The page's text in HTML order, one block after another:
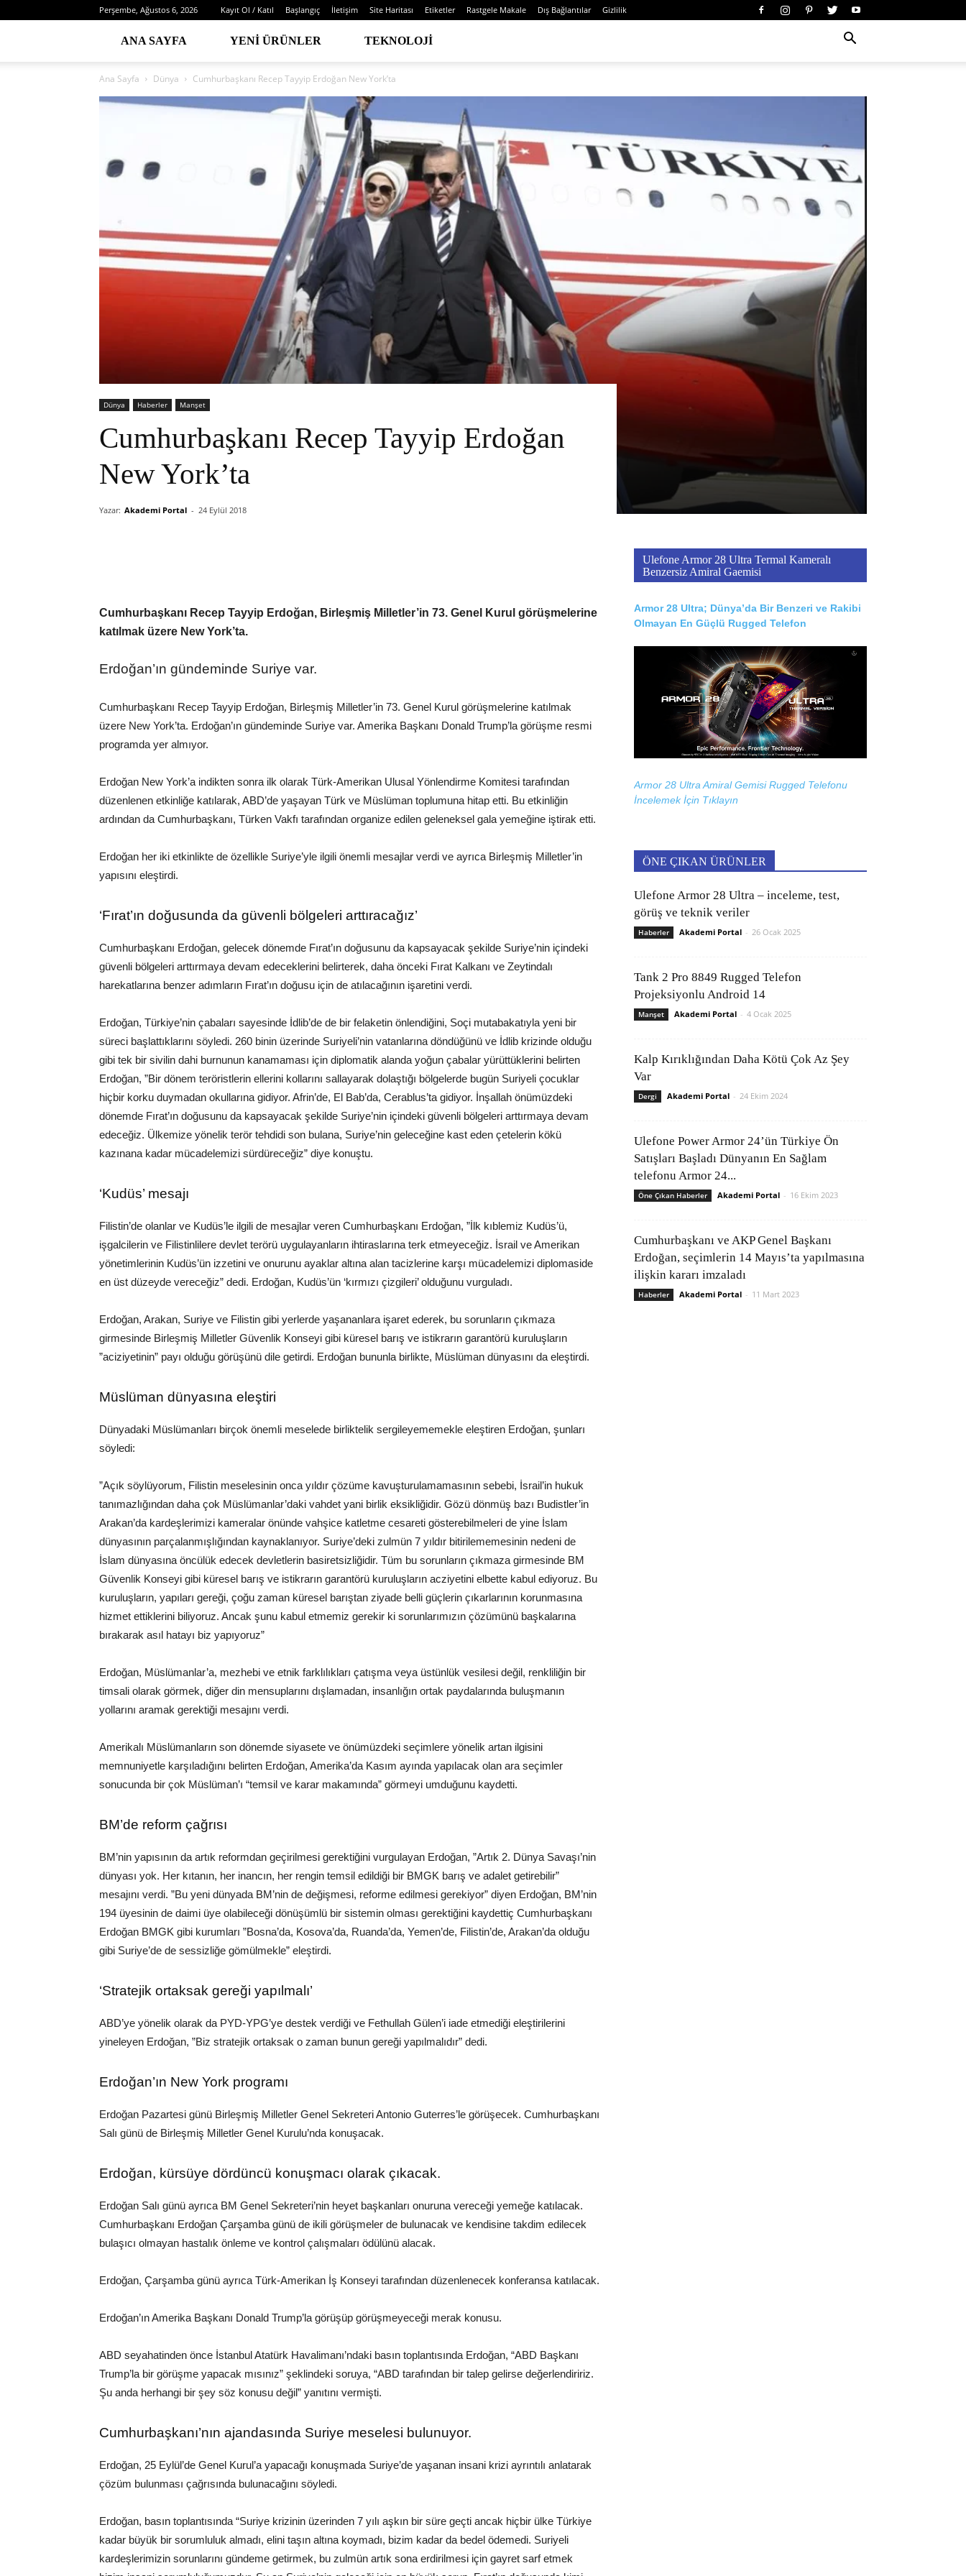
Perşembe, Ağustos 6, 2026 Kayıt Ol / Katıl Başlangıç İletişim Site Haritası Etiketler Rastgele Makale Dış Bağlantılar Gizlilik
ANA SAYFA YENI ÜRÜNLER TEKNOLOJI
Ana Sayfa Dünya Cumhurbaşkanı Recep Tayyip Erdoğan New York’ta
Dünya Haberler Manşet
Cumhurbaşkanı Recep Tayyip Erdoğan
New York’ta
Yazar: Akademi Portal - 24 Eylül 2018
Cumhurbaşkanı Recep Tayyip Erdoğan, Birleşmiş Milletler’in 73. Genel Kurul görüşmelerine
katılmak üzere New York’ta.
Erdoğan’ın gündeminde Suriye var.
Cumhurbaşkanı Recep Tayyip Erdoğan, Birleşmiş Milletler’in 73. Genel Kurul görüşmelerine katılmak
üzere New York’ta. Erdoğan’ın gündeminde Suriye var. Amerika Başkanı Donald Trump’la görüşme resmi
programda yer almıyor.
Erdoğan New York’a indikten sonra ilk olarak Türk-Amerikan Ulusal Yönlendirme Komitesi tarafından
düzenlenen etkinliğe katılarak, ABD’de yaşayan Türk ve Müslüman toplumuna hitap etti. Bu etkinliğin
ardından da Cumhurbaşkanı, Türken Vakfı tarafından organize edilen geleneksel gala yemeğine iştirak etti.
Erdoğan her iki etkinlikte de özellikle Suriye’yle ilgili önemli mesajlar verdi ve ayrıca Birleşmiş Milletler’in
yapısını eleştirdi.
‘Fırat’ın doğusunda da güvenli bölgeleri arttıracağız’
Cumhurbaşkanı Erdoğan, gelecek dönemde Fırat’ın doğusunu da kapsayacak şekilde Suriye’nin içindeki
güvenli bölgeleri arttırmaya devam edeceklerini belirterek, daha önceki Fırat Kalkanı ve Zeytindalı
harekatlarına benzer adımların Fırat’ın doğusu için de atılacağının işaretini verdi.
Erdoğan, Türkiye’nin çabaları sayesinde İdlib’de de bir felaketin önlendiğini, Soçi mutabakatıyla yeni bir
süreci başlattıklarını söyledi.​ 260 binin üzerinde Suriyeli’nin vatanlarına döndüğünü ve İdlib krizinde olduğu
gibi tek bir sivilin dahi burnunun kanamaması için diplomatik alanda yoğun çabalar yürüttüklerini belirten
Erdoğan, ”Bir dönem teröristlerin ellerini kollarını sallayarak dolaştığı bölgelerde bugün Suriyeli çocuklar
hiçbir korku duymadan okullarına gidiyor. Afrin’de, El Bab’da, Cerablus’ta gidiyor. İnşallah önümüzdeki
dönemde Fırat’ın doğusunu da kapsayacak şekilde Suriye’nin içindeki güvenli bölgeleri arttırmaya devam
edeceğiz. Ülkemize yönelik terör tehdidi son bulana, Suriye’nin geleceğine kast eden çetelerin kökü
kazınana kadar mücadelemizi sürdüreceğiz” diye konuştu.
‘Kudüs’ mesajı
Filistin’de olanlar ve Kudüs’le ilgili de mesajlar veren Cumhurbaşkanı Erdoğan, ”İlk kıblemiz Kudüs’ü,
işgalcilerin ve Filistinlilere devlet terörü uygulayanların ihtiraslarına terk etmeyeceğiz. İsrail ve Amerikan
yönetimlerinin Kudüs’ün izzetini ve onurunu ayaklar altına alan tacizlerine karşı mücadelemizi diplomaside
en üst düzeyde vereceğiz” dedi. Erdoğan, Kudüs’ün ‘kırmızı çizgileri’ olduğunu vurguladı.
Erdoğan, Arakan, Suriye ve Filistin gibi yerlerde yaşananlara işaret ederek, bu sorunların çıkmaza
girmesinde Birleşmiş Milletler Güvenlik Konseyi gibi küresel barış ve istikrarın garantörü kuruluşların
”aciziyetinin” payı olduğu görüşünü dile getirdi. Erdoğan bununla birlikte, Müslüman dünyasını da eleştirdi.
Müslüman dünyasına eleştiri
Dünyadaki Müslümanları birçok önemli meselede birliktelik sergileyememekle eleştiren Erdoğan, şunları
söyledi:
”Açık söylüyorum, Filistin meselesinin onca yıldır çözüme kavuşturulamamasının sebebi, İsrail’in hukuk
tanımazlığından daha çok Müslümanlar’daki vahdet yani birlik eksikliğidir. Gözü dönmüş bazı Budistler’in
Arakan’da kardeşlerimizi kameralar önünde vahşice katletme cesareti gösterebilmeleri de yine İslam
dünyasının parçalanmışlığından kaynaklanıyor. Suriye’deki zulmün 7 yıldır bitirilememesinin nedeni de
İslam dünyasına öncülük edecek devletlerin basiretsizliğidir. Tüm bu sorunların çıkmaza girmesinde BM
Güvenlik Konseyi gibi küresel barış ve istikrarın garantörü kuruluşların acziyetini elbette kabul ediyoruz. Bu
kuruluşların, yapıları gereği, çoğu zaman küresel barıştan ziyade belli güçlerin çıkarlarının korunmasına
hizmet ettiklerini biliyoruz. Ancak şunu kabul etmemiz gerekir ki sorunlarımızın çözümünü başkalarına
bırakarak asıl hatayı biz yapıyoruz”
Erdoğan, Müslümanlar’a, mezhebi ve etnik farklılıkları çatışma veya üstünlük vesilesi değil, renkliliğin bir
timsali olarak görmek, diğer din mensuplarını dışlamadan, insanlığın ortak paydalarında buluşmanın
yollarını aramak gerektiği mesajını verdi.
Amerikalı Müslümanların son dönemde siyasete ve önümüzdeki seçimlere yönelik artan ilgisini
memnuniyetle karşıladığını belirten Erdoğan, Amerika’da Kasım ayında yapılacak olan ara seçimler
sonucunda bir çok Müslüman’ı “temsil ve karar makamında” görmeyi umduğunu kaydetti.
BM’de reform çağrısı
BM’nin yapısının da artık reformdan geçirilmesi gerektiğini vurgulayan Erdoğan, ”Artık 2. Dünya Savaşı’nin
dünyası yok. Her kıtanın, her inancın, her rengin temsil edildiği bir BMGK barış ve adalet getirebilir”
mesajını verdi. ”Bu yeni dünyada BM’nin de değişmesi, reforme edilmesi gerekiyor” diyen Erdoğan, BM’nin
194 üyesinin de daimi üye olabileceği dönüşümlü bir sistemin olması gerektiğini kaydettiç Cumhurbaşkanı
Erdoğan BMGK gibi kurumları ”Bosna’da, Kosova’da, Ruanda’da, Yemen’de, Filistin’de, Arakan’da olduğu
gibi Suriye’de de sessizliğe gömülmekle” eleştirdi.
‘Stratejik ortaksak gereği yapılmalı’
ABD’ye yönelik olarak da PYD-YPG’ye destek verdiği ve Fethullah Gülen’i iade etmediği eleştirilerini
yineleyen Erdoğan, ”Biz stratejik ortaksak o zaman bunun gereği yapılmalıdır” dedi.
Erdoğan’ın New York programı
Erdoğan Pazartesi günü Birleşmiş Milletler Genel Sekreteri Antonio Guterres’le görüşecek. Cumhurbaşkanı
Salı günü de Birleşmiş Milletler Genel Kurulu’nda konuşacak.
Erdoğan, kürsüye dördüncü konuşmacı olarak çıkacak.
Erdoğan Salı günü ayrıca BM Genel Sekreteri’nin heyet başkanları onuruna vereceği yemeğe katılacak.
Cumhurbaşkanı Erdoğan Çarşamba günü de ikili görüşmeler de bulunacak ve kendisine takdim edilecek
bulaşıcı olmayan hastalık önleme ve kontrol çalışmaları ödülünü alacak.
Erdoğan, Çarşamba günü ayrıca Türk-Amerikan İş Konseyi tarafından düzenlenecek konferansa katılacak.
Erdoğan’ın Amerika Başkanı Donald Trump’la görüşüp görüşmeyeceği merak konusu.
ABD seyahatinden önce İstanbul Atatürk Havalimanı’ndaki basın toplantısında Erdoğan, “ABD Başkanı
Trump’la bir görüşme yapacak mısınız” şeklindeki soruya, “ABD tarafından bir talep gelirse değerlendiririz.
Şu anda herhangi bir şey söz konusu değil” yanıtını vermişti.
Cumhurbaşkanı’nın ajandasında Suriye meselesi bulunuyor.
Erdoğan, 25 Eylül’de Genel Kurul’a yapacağı konuşmada Suriye’de yaşanan insani krizi ayrıntılı anlatarak
çözüm bulunması çağrısında bulunacağını söyledi.
Erdoğan, basın toplantısında “Suriye krizinin üzerinden 7 yılı aşkın bir süre geçti ancak hiçbir ülke Türkiye
kadar büyük bir sorumluluk almadı, elini taşın altına koymadı, bizim kadar da bedel ödemedi. Suriyeli
kardeşlerimizin sorunlarını gündeme getirmek, bu zulmün artık sona erdirilmesi için gayret sarf etmek
Ulefone Armor 28 Ultra Termal Kameralı
Benzersiz Amiral Gaemisi
Armor 28 Ultra; Dünya’da Bir Benzeri ve Rakibi
Olmayan En Güçlü Rugged Telefon
Armor 28 Ultra Amiral Gemisi Rugged Telefonu
İncelemek İçin Tıklayın
ÖNE ÇIKAN ÜRÜNLER
Ulefone Armor 28 Ultra – inceleme, test,
görüş ve teknik veriler
Haberler Akademi Portal - 26 Ocak 2025
Tank 2 Pro 8849 Rugged Telefon
Projeksiyonlu Android 14
Manşet Akademi Portal - 4 Ocak 2025
Kalp Kırıklığından Daha Kötü Çok Az Şey
Var
Dergi Akademi Portal - 24 Ekim 2024
Ulefone Power Armor 24’ün Türkiye Ön
Satışları Başladı Dünyanın En Sağlam
telefonu Armor 24...
Öne Çıkan Haberler Akademi Portal - 16 Ekim 2023
Cumhurbaşkanı ve AKP Genel Başkanı
Erdoğan, seçimlerin 14 Mayıs’ta yapılmasına
ilişkin kararı imzaladı
Haberler Akademi Portal - 11 Mart 2023